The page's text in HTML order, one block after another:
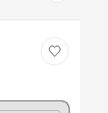
Salvesta